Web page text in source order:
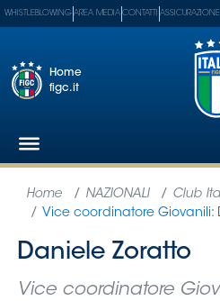
Federazione
Partner
WHISTLEBLOWING AREA MEDIA CONTATTI ASSICURAZIONE
Home
figc.it